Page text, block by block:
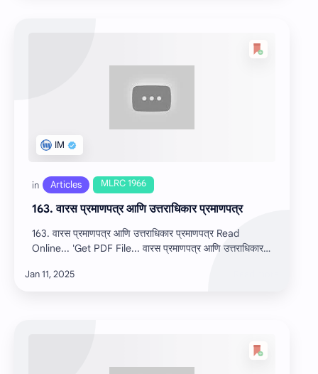
163. वारस प्रमाणपत्र आणि उत्तराधिकार प्रमाणपत्र
163. वारस प्रमाणपत्र आणि उत्तराधिकार प्रमाणपत्र Read
Online... 'Get PDF File... वारस प्रमाणपत्र आणि उत्तराधिकार